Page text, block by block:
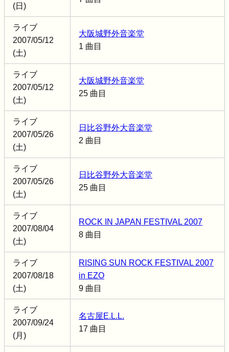
(日)
ライブ
2007/05/12
(土)
大阪城野外音楽堂
1 曲目
ライブ
2007/05/12
(土)
大阪城野外音楽堂
25 曲目
ライブ
2007/05/26
(土)
日比谷野外大音楽堂
2 曲目
ライブ
2007/05/26
(土)
日比谷野外大音楽堂
25 曲目
ライブ
2007/08/04
(土)
ROCK IN JAPAN FESTIVAL 2007
8 曲目
ライブ
2007/08/18
(土)
RISING SUN ROCK FESTIVAL 2007
in EZO
9 曲目
ライブ
2007/09/24
(月)
名古屋E.L.L.
17 曲目